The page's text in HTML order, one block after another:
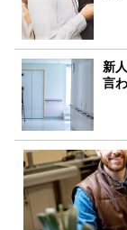
新
言